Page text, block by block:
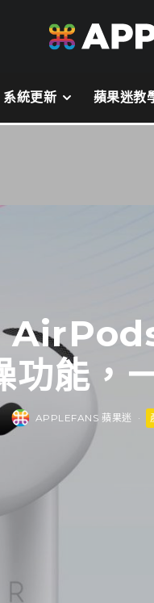
系統更新 蘋果迷教
功能，
APPLEFANS 蘋果迷 ·